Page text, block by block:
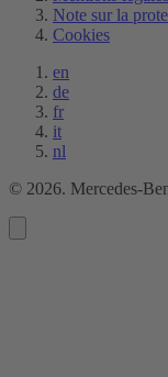
Note sur la
Cookies
en
de
fr
it
nl
© 2026. Mercedes-